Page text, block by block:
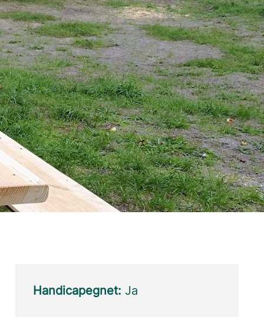
Handicapegnet: Ja